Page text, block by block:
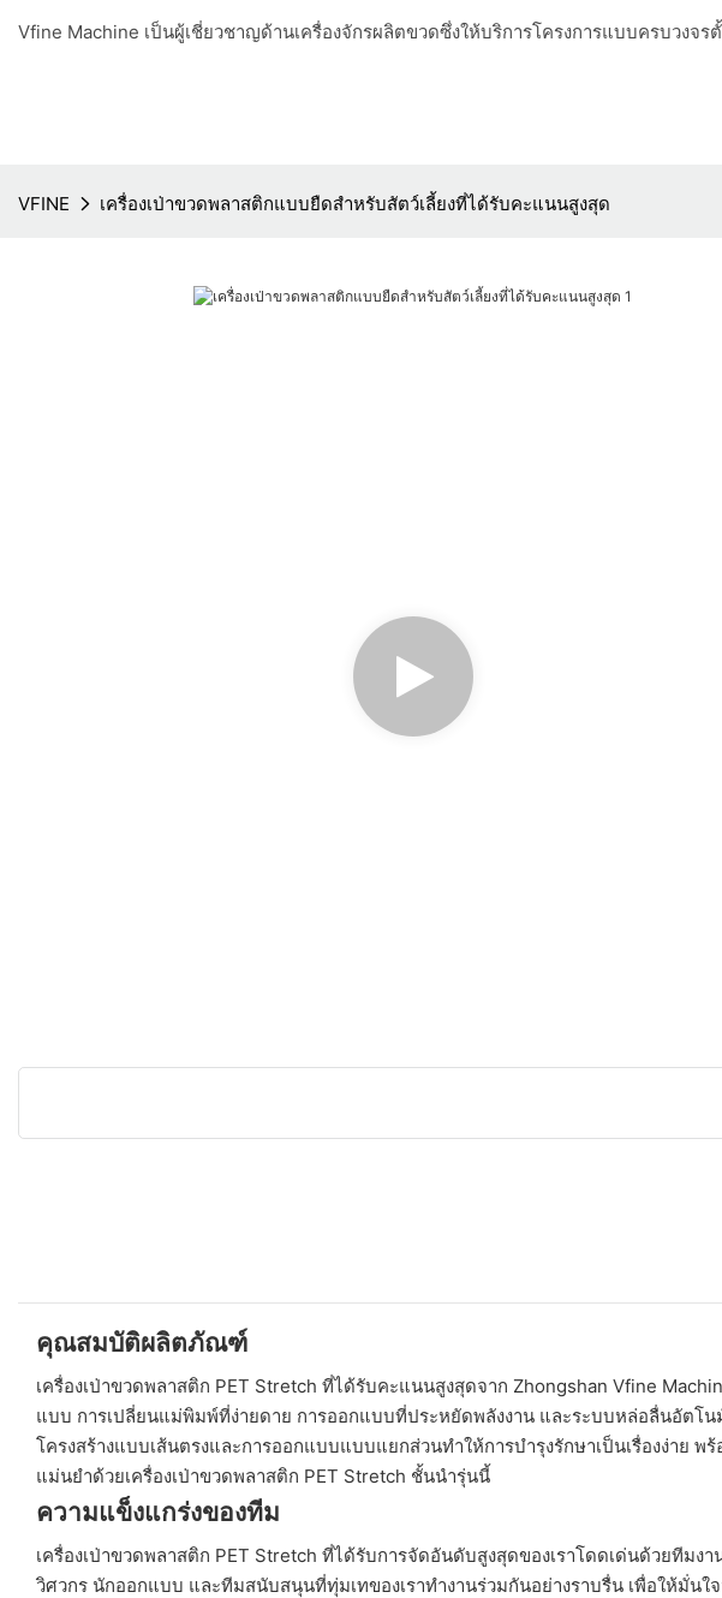
Vfine Machine เป็นผู้เชี่ยวชาญด้านเครื่องจักรผลิตขวดซึ่งให้บริการโครงการแบบครบวงจร
VFINE เครื่องเป่าขวดพลาสติกแบบยืดสำหรับสัตว์เลี้ยงที่ได้รับคะแนนสูงสุด
คุณสมบัติผลิตภัณฑ์
เครื่องเป่าขวดพลาสติก PET Stretch ที่ได้รับคะแนนสูงสุดจาก Zhongshan Vfine
แบบ การเปลี่ยนแม่พิมพ์ที่ง่ายดาย การออกแบบที่ประหยัดพลังงาน และระบบหล่อลื่นอัตโ
โครงสร้างแบบเส้นตรงและการออกแบบแบบแยกส่วนทำให้การบำรุงรักษาเป็นเรื่องง่
แม่นยำด้วยเครื่องเป่าขวดพลาสติก PET Stretch ชั้นนำรุ่นนี้
ความแข็งแกร่งของทีม
เครื่องเป่าขวดพลาสติก PET Stretch ที่ได้รับการจัดอันดับสูงสุดของเราโดดเด่นด้วยที
วิศวกร นักออกแบบ และทีมสนับสนุนที่ทุ่มเทของเราทำงานร่วมกันอย่างราบรื่น เพื่อให้มั่